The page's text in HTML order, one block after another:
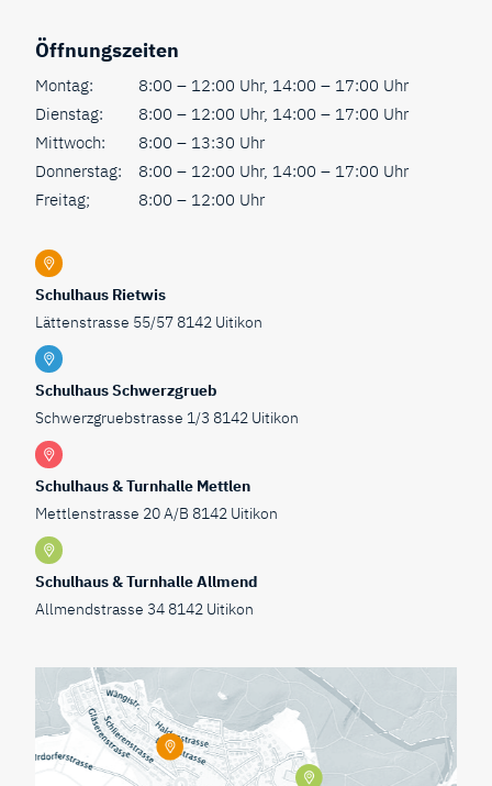
Öffnungszeiten
Montag:
8:00 – 12:00 Uhr, 14:00 – 17:00 Uhr
Dienstag:
8:00 – 12:00 Uhr, 14:00 – 17:00 Uhr
Mittwoch:
8:00 – 13:30 Uhr
Donnerstag:
8:00 – 12:00 Uhr, 14:00 – 17:00 Uhr
Freitag;
8:00 – 12:00 Uhr
Schulhaus Rietwis
Lättenstrasse 55/57 8142 Uitikon
Schulhaus Schwerzgrueb
Schwerzgruebstrasse 1/3 8142 Uitikon
Schulhaus & Turnhalle Mettlen
Mettlenstrasse 20 A/B 8142 Uitikon
Schulhaus & Turnhalle Allmend
Allmendstrasse 34 8142 Uitikon